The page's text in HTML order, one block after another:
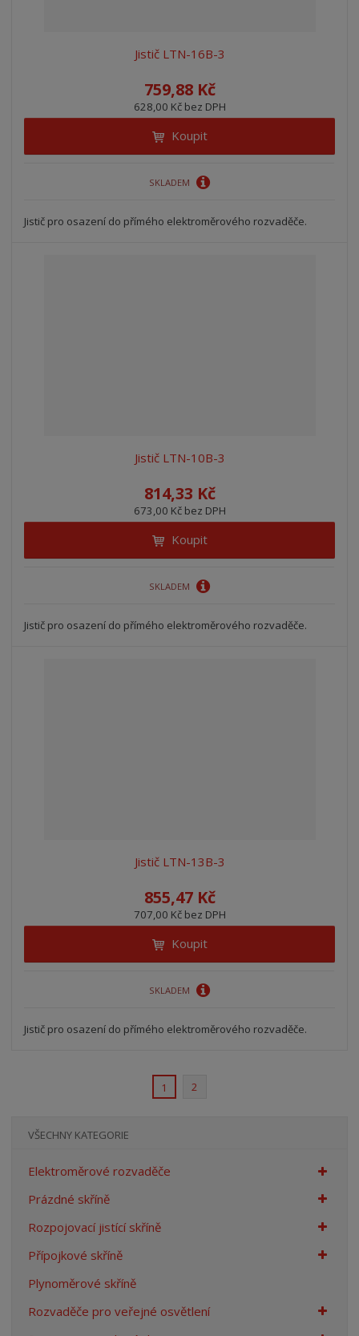
Jistič LTN-16B-3
759,88 Kč
628,00 Kč bez DPH
Koupit
SKLADEM
Jistič pro osazení do přímého elektroměrového rozvaděče.
Jistič LTN-10B-3
814,33 Kč
673,00 Kč bez DPH
Koupit
SKLADEM
Jistič pro osazení do přímého elektroměrového rozvaděče.
Jistič LTN-13B-3
855,47 Kč
707,00 Kč bez DPH
Koupit
SKLADEM
Jistič pro osazení do přímého elektroměrového rozvaděče.
1 2
VŠECHNY KATEGORIE
Elektroměrové rozvaděče
Prázdné skříně
Rozpojovací jistící skříně
Přípojkové skříně
Plynoměrové skříně
Rozvaděče pro veřejné osvětlení